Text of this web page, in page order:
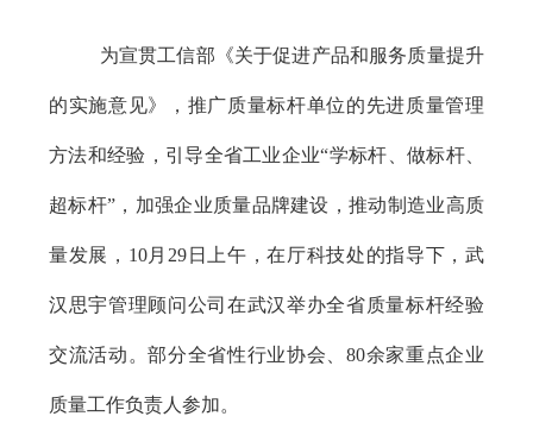
为宣贯工信部《关于促进产品和服务质量提升
的实施意见》，推广质量标杆单位的先进质量管理
方法和经验，引导全省工业企业“学标杆、做标杆、
超标杆”，加强企业质量品牌建设，推动制造业高质
量发展， 10月 29 日上午，在厅科技处的指导下，武
汉思宇管理顾问公司在武汉举办全省质量标杆经验
交流活动。部分全省性行业协会、 80余家重点企业
质量工作负责人参加。